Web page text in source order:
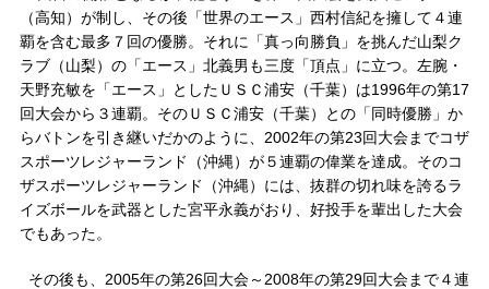
（高知）が制し、その後「世界のエース」西村信紀を擁して４連
覇を含む最多７回の優勝。それに「真っ向勝負」を挑んだ山梨ク
ラブ（山梨）の「エース」北義男も三度「頂点」に立つ。左腕・
天野充敏を「エース」としたＵＳＣ浦安（千葉）は1996年の第17
回大会から３連覇。そのＵＳＣ浦安（千葉）との「同時優勝」か
らバトンを引き継いだかのように、2002年の第23回大会までコザ
スポーツレジャーランド（沖縄）が５連覇の偉業を達成。そのコ
ザスポーツレジャーランド（沖縄）には、抜群の切れ味を誇るラ
イズボールを武器とした宮平永義がおり、好投手を輩出した大会
でもあった。
その後も、2005年の第26回大会～2008年の第29回大会まで４連